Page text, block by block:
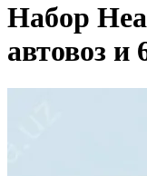
Набор
автовоз